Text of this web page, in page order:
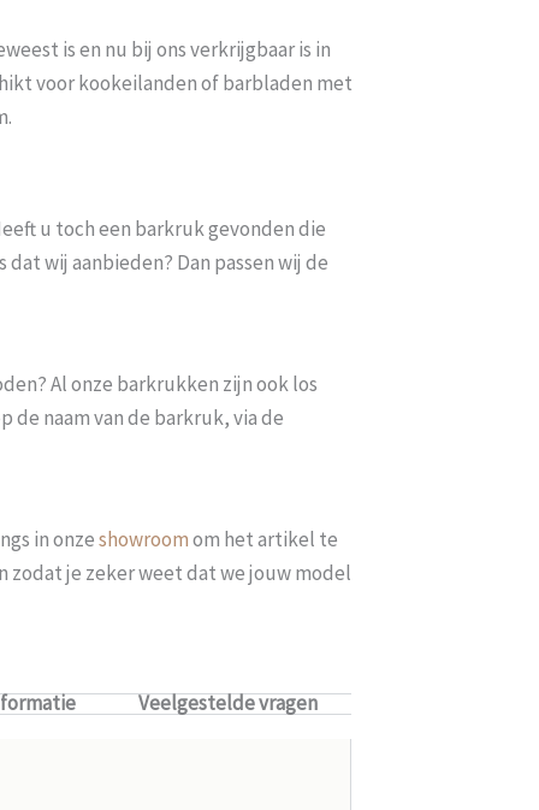
is en nu bij ons verkrijgbaar is in
voor kookeilanden of barbladen met
u toch een barkruk gevonden die
wij aanbieden? Dan passen wij de
Al onze barkrukken zijn ook los
de naam van de barkruk, via de
in onzeshowroomom het artikel te
zodat je zeker weet dat we jouw model
Veelgestelde vragen